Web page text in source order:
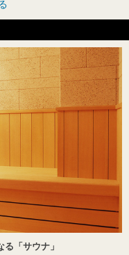
「サウナ」